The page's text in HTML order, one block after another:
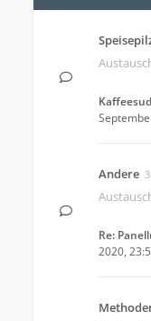
Andere
Re:
2020,